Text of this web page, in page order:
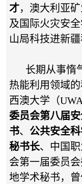
才， 澳大利亚
及国际火灾安
山局科技进新
长期从事惰
热能利用领域
西澳大学（
委员会第八届
书、 公共安全
秘书长、中国
会第一届委员
地学术秘书，